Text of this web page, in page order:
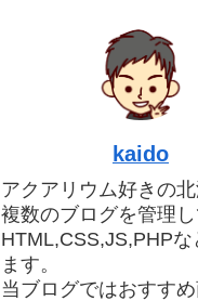
kaido
アクアリウム好きの
複数のブログを管理し
HTML,CSS,JS,PHPな
ます。
当ブログではおすす